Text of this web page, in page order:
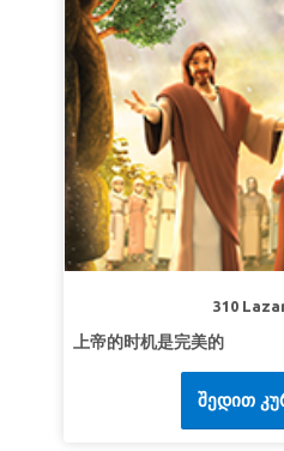
第二课：仁慈和怜悯标志
超级真理：
我要向所有人
超级经文： “只是我告诉你
为那逼迫你们的祷告。”马
第三课：更多地寻求神
超级真理：我要更多地寻求
超级经文：“愿感动你的灵
下 2:9b (和合本)
310
上帝的时机是完美的
შედით